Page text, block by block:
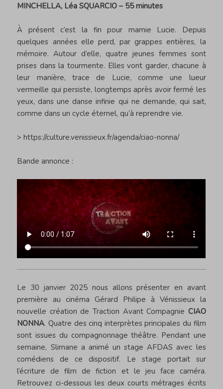
MINCHELLA, Léa SQUARCIO – 55 minutes
À présent c’est la fin pour mamie Lucie. Depuis
quelques années elle perd, par grappes entières, la
mémoire. Autour d’elle, quatre jeunes femmes sont
prises dans la tourmente. Elles vont garder, chacune à
leur manière, trace de Lucie, comme une lueur
vermeille qui persiste, longtemps après avoir fermé les
yeux, dans une danse infinie qui ne demande, qui sait,
comme dans un cycle éternel, qu’à reprendre vie.
>https://culture.venissieux.fr/agenda/ciao-nonna/
Bande annonce :
Le 30 janvier 2025 nous allons présenter en avant
première au cinéma Gérard Philipe à Vénissieux la
nouvelle création de Traction Avant Compagnie CIAO
NONNA. Quatre des cinq interprètes principales du film
sont issues du compagnonnage théâtre. Pendant une
semaine, Slimane a animé un stage AFDAS avec les
comédiens de ce dispositif. Le stage portait sur
l’écriture de film de fiction et le jeu face caméra.
Retrouvez ci-dessous les deux courts métrages écrits